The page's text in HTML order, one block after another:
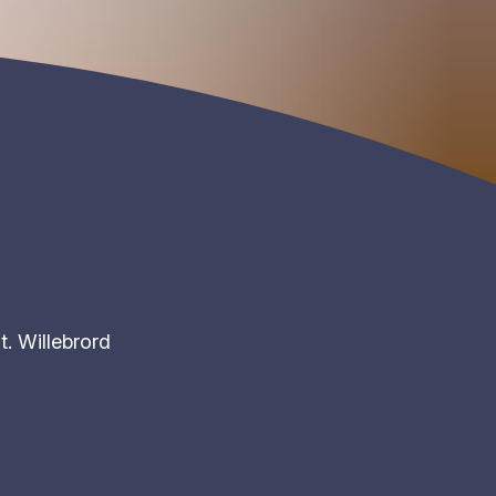
Willebrord